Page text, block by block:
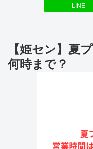
LINE
【姫セン】夏
何時まで？